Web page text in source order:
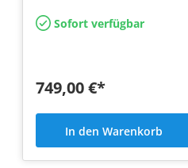
Sofort verfügbar
749,00 €*
In den Warenkorb